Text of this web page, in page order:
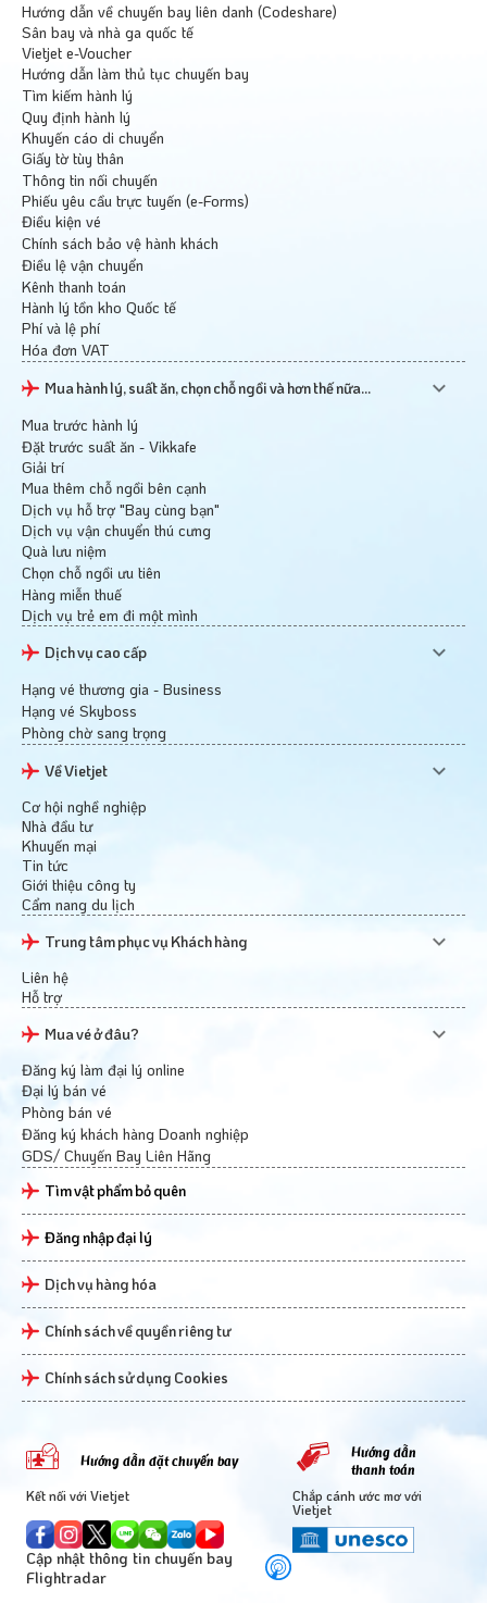
Hướng dẫn về chuyến bay liên danh (Codeshare)
Sân bay và nhà ga quốc tế
Vietjet e-Voucher
Hướng dẫn làm thủ tục chuyến bay
Tìm kiếm hành lý
Quy định hành lý
Khuyến cáo di chuyển
Giấy tờ tùy thân
Thông tin nối chuyến
Phiếu yêu cầu trực tuyến (e-Forms)
Điều kiện vé
Chính sách bảo vệ hành khách
Điều lệ vận chuyển
Kênh thanh toán
Hành lý tồn kho Quốc tế
Phí và lệ phí
Hóa đơn VAT
Mua hành lý, suất ăn, chọn chỗ ngồi và hơn thế nữa...
Mua trước hành lý
Đặt trước suất ăn - Vikkafe
Giải trí
Mua thêm chỗ ngồi bên cạnh
Dịch vụ hỗ trợ "Bay cùng bạn"
Dịch vụ vận chuyển thú cưng
Quà lưu niệm
Chọn chỗ ngồi ưu tiên
Hàng miễn thuế
Dịch vụ trẻ em đi một mình
Dịch vụ cao cấp
Hạng vé thương gia - Business
Hạng vé Skyboss
Phòng chờ sang trọng
Về Vietjet
Cơ hội nghề nghiệp
Nhà đầu tư
Khuyến mại
Tin tức
Giới thiệu công ty
Cẩm nang du lịch
Trung tâm phục vụ Khách hàng
Liên hệ
Hỗ trợ
Mua vé ở đâu?
Đăng ký làm đại lý online
Đại lý bán vé
Phòng bán vé
Đăng ký khách hàng Doanh nghiệp
GDS/ Chuyến Bay Liên Hãng
Tìm vật phẩm bỏ quên
Đăng nhập đại lý
Dịch vụ hàng hóa
Chính sách về quyền riêng tư
Chính sách sử dụng Cookies
Hướng dẫn đặt chuyến bay
Hướng dẫn
thanh toán
Kết nối với Vietjet
Cập nhật thông tin chuyến bay
Flightradar
Chắp cánh ước mơ với
Vietjet